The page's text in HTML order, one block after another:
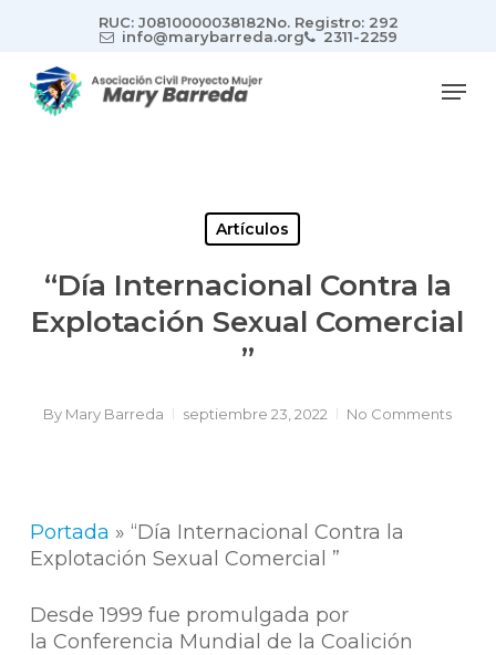
main
content
RUC: J0810000038182No. Registro: 292
info@marybarreda.org
2311-2259
Artículos
“Día Internacional Contra la
Explotación Sexual Comercial
”
By Mary Barreda septiembre 23, 2022 No Comments
Portada » “Día Internacional Contra la
Explotación Sexual Comercial ”
Desde 1999 fue promulgada por
la Conferencia Mundial de la Coalición